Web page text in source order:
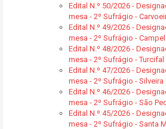
Edital N.º 50/2026 -
mesa - 2º Sufrágio -
Edital N.º 49/2026 -
mesa - 2º Sufrágio -
Edital N.º 48/2026 -
mesa - 2º Sufrágio - Turcifal
Edital N.º 47/2026 -
mesa - 2º Sufrágio - Silveira
Edital N.º 46/2026 -
mesa - 2º Sufrágio - São
Edital N.º 45/2026 -
mesa - 2º Sufrágio - Santa